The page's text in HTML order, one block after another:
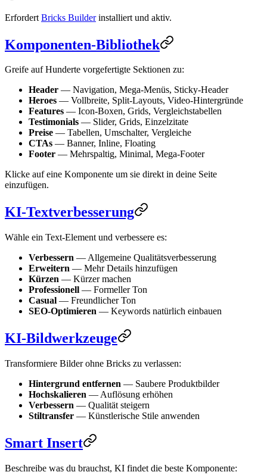
Erfordert Bricks Builderinstalliert und aktiv.
Komponenten-Bibliothek
Greife auf Hunderte vorgefertigte Sektionen zu:
Header — Navigation, Mega-Menüs, Sticky-Header
Heroes — Vollbreite, Split-Layouts, Video-Hintergründe
Features — Icon-Boxen, Grids, Vergleichstabellen
Testimonials — Slider, Grids, Einzelzitate
Preise — Tabellen, Umschalter, Vergleiche
CTAs — Banner, Inline, Floating
Footer — Mehrspaltig, Minimal, Mega-Footer
Klicke auf eine Komponente um sie direkt in deine Seite
einzufügen.
KI-Textverbesserung
Wähle ein Text-Element und verbessere es:
Verbessern — Allgemeine Qualitätsverbesserung
Erweitern — Mehr Details hinzufügen
Kürzen — Kürzer machen
Professionell — Formeller Ton
Casual — Freundlicher Ton
SEO-Optimieren — Keywords natürlich einbauen
KI-Bildwerkzeuge
Transformiere Bilder ohne Bricks zu verlassen:
Hintergrund entfernen — Saubere Produktbilder
Hochskalieren — Auflösung erhöhen
Verbessern — Qualität steigern
Stiltransfer — Künstlerische Stile anwenden
Smart Insert
Beschreibe was du brauchst, KI findet die beste Komponente: